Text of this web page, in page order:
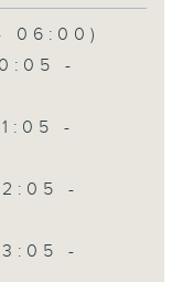
06:00)
-
-
-
-